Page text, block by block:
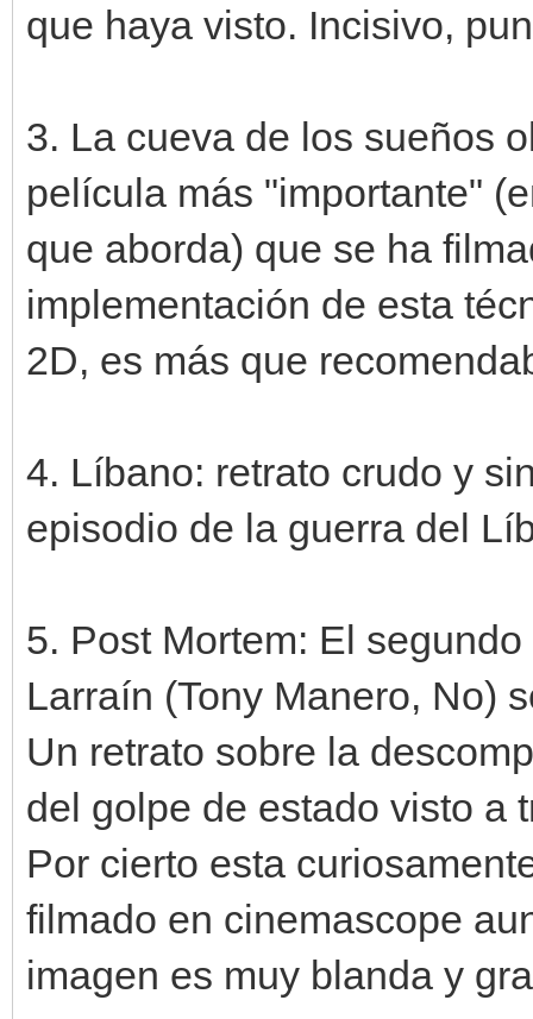
que haya visto. Incisivo,
3. La cueva de los sueños
película más "importante"
que aborda) que se ha
implementación de esta
2D, es más que
4. Líbano: retrato crudo y
episodio de la guerra del
5. Post Mortem: El
Larraín (Tony Manero, No)
Un retrato sobre la
del golpe de estado visto a
Por cierto esta
filmado en cinemascope
imagen es muy blanda y